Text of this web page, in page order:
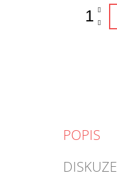
POPIS
DISKUZE